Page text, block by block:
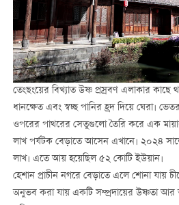
তেংছংয়ের বিখ্যাত উষ্ণ প্রস্রবণ এলাকার
ধানক্ষেত এবং স্বচ্ছ পানির হ্রদ দিয়ে ঘেরা।
ওপরের পাথরের সেতুগুলো তৈরি করে এক
লাখ পর্যটক বেড়াতে আসেন এখানে। ২০২৪
লাখ। এতে আয় হয়েছিল ৫২ কোটি ইউয়ান।
হেশান প্রাচীন নগরে বেড়াতে এলে শোনা যায়
অনুভব করা যায় একটি সম্প্রদায়ের উষ্ণতা আর